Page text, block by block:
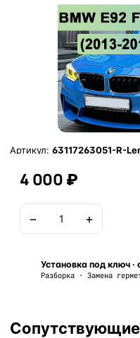
Артикул: 63117263051-R-
4 000 ₽
− +
Установка под ключ
Разборка · Замена